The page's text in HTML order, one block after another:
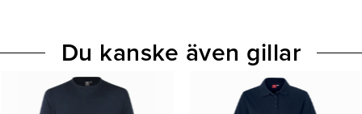
Du kanske även gillar